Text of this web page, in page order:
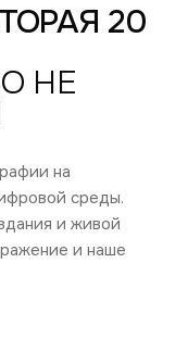
20
НЕ
на
среды.
и живой
и наше